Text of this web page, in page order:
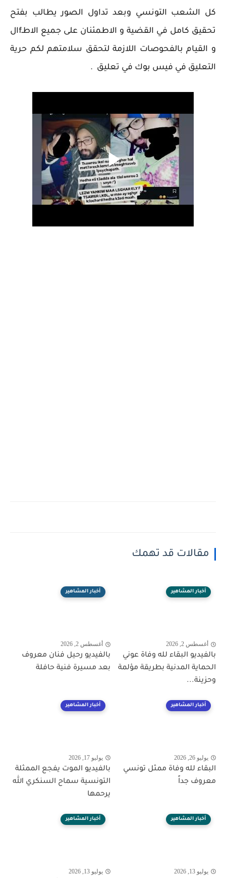
كل الشعب التونسي وبعد تداول الصور يطالب بفتح
تحقيق كامل في القضية و الاطمئنان على جميع الاطـfال
و القيام بالفحوصات اللازمة لتحقق سلامتهم لكم حرية
التعليق في فيس بوك في تعليق .
مقالات قد تهمك
أخبار المشاهير
أغسطس 2, 2026
بالفيديو البقاء لله وفاة عوني
الحماية المدنية بطريقة مؤلمة
وحزينة...
أخبار المشاهير
أغسطس 2, 2026
بالفيديو رحيل فنان معروف
بعد مسيرة فنية حافلة
أخبار المشاهير
يوليو 26, 2026
البقاء لله وفاة ممثل تونسي
معروف جداً
أخبار المشاهير
يوليو 17, 2026
بالفيديو الموت يفجع الممثلة
التونسية سماح السنكري الله
يرحمها
أخبار المشاهير
يوليو 13, 2026
أخبار المشاهير
يوليو 13, 2026